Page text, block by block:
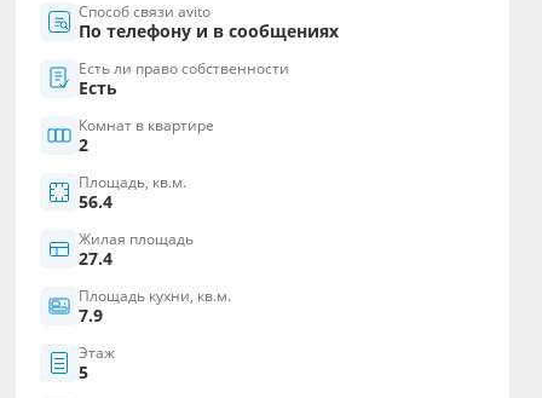
Способ связи avito
По телефону и в сообщениях
Есть ли право собственности
Есть
Комнат в квартире
2
Площадь, кв.м.
56.4
Жилая площадь
27.4
Площадь кухни, кв.м.
7.9
Этаж
5